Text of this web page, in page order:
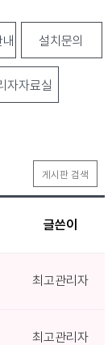
설치문의
자자료실
게시판 검색
글쓴이
최고관리자
최고관리자